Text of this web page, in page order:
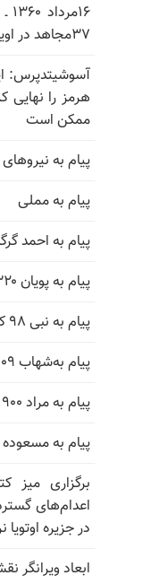
۳۷مجاهد در اوین
آسوشیتدپرس:
هرمز را نهایی
ممکن است
پیام به نیروهای
پیام به مملی
پیام به احمد
پیام به پویان ۳۲۰ اراک
پیام به نبی ۹۸ کرمان
پیام به‌شهاب ۷۱۰۹ ساری
پیام به مراد ۹۰۰ اهواز
پیام به مسعوده ۱۶۹۰ دماوند
برگزاری
اعدام‌های
در جزیره اوتویا
ابعاد ویرانگر